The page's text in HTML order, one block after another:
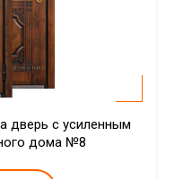
дверь с усиленным
дома №8